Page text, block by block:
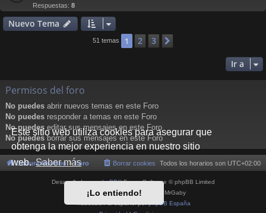
Este sitio web utiliza cookies para asegurar que
obtenga la mejor experiencia en nuestro sitio
web.Saber más
¡Lo entiendo!
Respuestas: 8
Nuevo Tema
51 temas 1 2 3
Ir a
Permisos del foro
No puedes abrir nuevos temas en este Foro
No puedes responder a temas en este Foro
No puedes editar sus mensajes en este Foro
No puedesborrar sus mensajes en este Foro
Cultura NeoGeo Foro Todos los horarios son UTC+02:00
Borrar cookies
Desarrollado porphpBB® Forum Software © phpBB Limited
Style porArty- phpBB 3.3 por MrGaby
phpBB España